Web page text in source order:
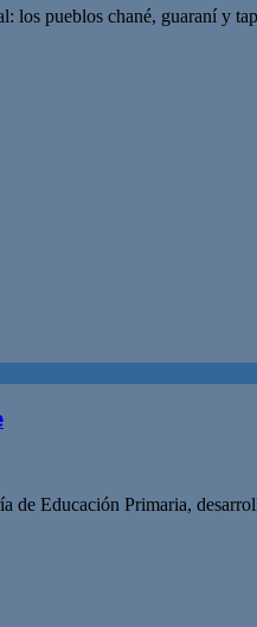
los pueblos chané, guaraní
de Educación Primaria,